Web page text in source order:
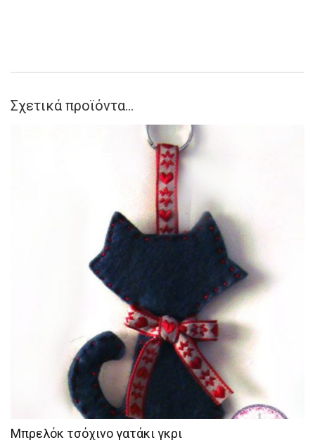
Σχετικά προϊόντα...
Μπρελόκ τσόχινο γατάκι γκρι